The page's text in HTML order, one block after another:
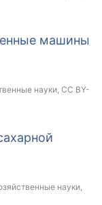
машины
науки, CC BY-
науки,